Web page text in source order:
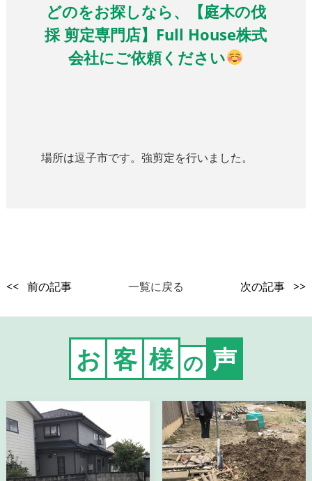
どのをお探しなら、【庭木の伐
採 剪定専門店】Full House株式
会社にご依頼ください
場所は逗子市です。強剪定を行いました。
<< 前の記事 一覧に戻る 次の記事 >>
お 客 様 の 声